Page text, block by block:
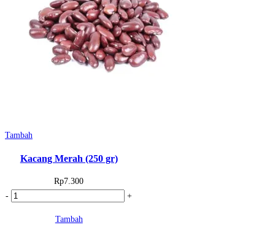
Tambah
Kacang Merah (250 gr)
Rp7.300
- Kuantitas
+
Tambah